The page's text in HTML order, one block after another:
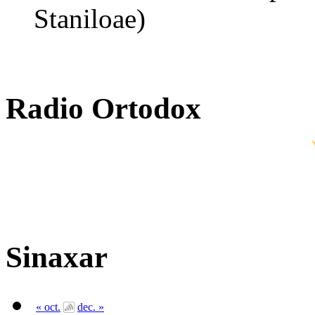
Staniloae)
Radio Ortodox
Sinaxar
« oct.
dec. »